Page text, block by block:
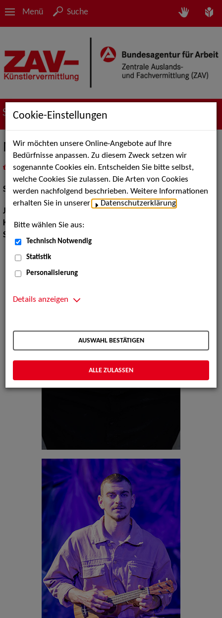
Menü Suche
Suche nach Künstler*innen
Marko Sonkin
als PDF speichern
inMeine Merklistelegen
Schauspiel:Bühne
Jahrgang:
Körpergröße:190 cm
Sprachen:
Cookie-Einstellungen
Wir möchten unsere Online-Angebote auf Ihre
Bedürfnisse anpassen. Zu diesem Zweck setzen wir
sogenannte Cookies ein. Entscheiden Sie bitte selbst,
welche Cookies Sie zulassen. Die Arten von Cookies
werden nachfolgend beschrieben. Weitere Informationen
erhalten Sie in unserer
Datenschutzerklärung
Bitte wählen Sie aus:
Technisch Notwendig
Statistik
Personalisierung
Details anzeigen
AUSWAHL BESTÄTIGEN
ALLE ZULASSEN